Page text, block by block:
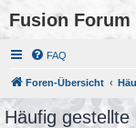
Fusion Forum
FAQ
Foren-Übersicht
Häufig gestellte